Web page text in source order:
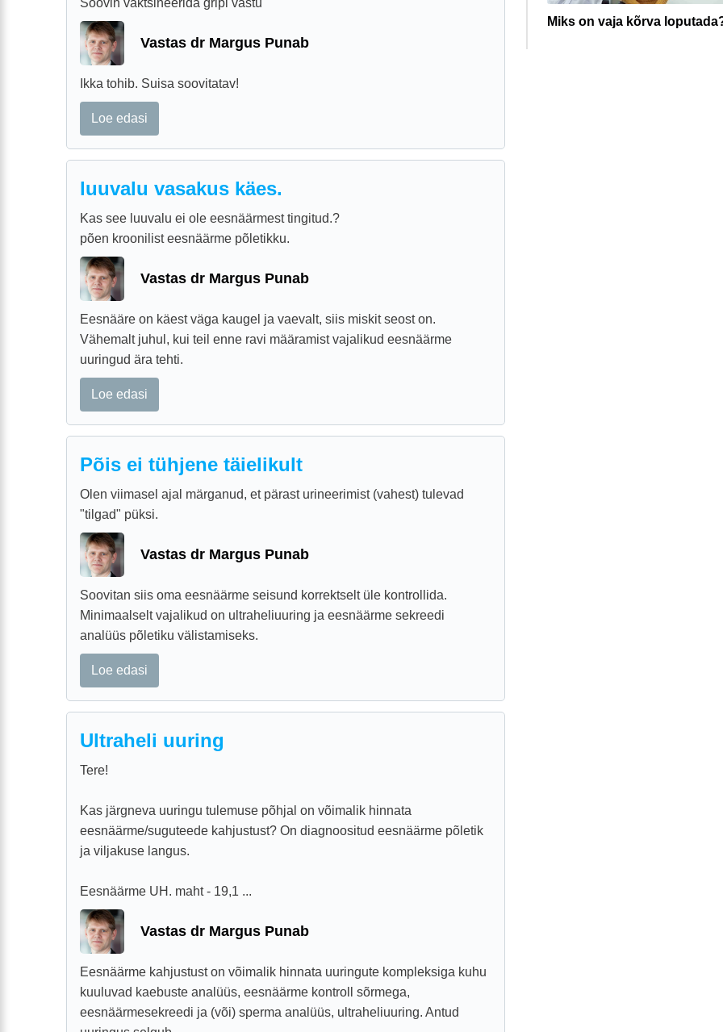
Miks on vaja kõrva
Vastas dr Margus Punab
Ikka tohib. Suisa soovitatav!
Loe edasi
luuvalu vasakus käes.
Kas see luuvalu ei ole eesnäärmest tingitud.?
põen kroonilist eesnäärme põletikku.
Vastas dr Margus Punab
Eesnääre on käest väga kaugel ja vaevalt, siis miskit seost on.
Vähemalt juhul, kui teil enne ravi määramist vajalikud eesnäärme
uuringud ära tehti.
Loe edasi
Põis ei tühjene täielikult
Olen viimasel ajal märganud, et pärast urineerimist (vahest) tulevad
"tilgad" püksi.
Vastas dr Margus Punab
Soovitan siis oma eesnäärme seisund korrektselt üle kontrollida.
Minimaalselt vajalikud on ultraheliuuring ja eesnäärme sekreedi
analüüs põletiku välistamiseks.
Loe edasi
Ultraheli uuring
Tere!
Kas järgneva uuringu tulemuse põhjal on võimalik hinnata
eesnäärme/suguteede kahjustust? On diagnoositud eesnäärme põletik
ja viljakuse langus.
Eesnäärme UH. maht - 19,1 ...
Vastas dr Margus Punab
Eesnäärme kahjustust on võimalik hinnata uuringute kompleksiga kuhu
kuuluvad kaebuste analüüs, eesnäärme kontroll sõrmega,
eesnäärmesekreedi ja (või) sperma analüüs, ultraheliuuring. Antud